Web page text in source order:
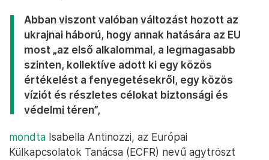
Abban viszont valóban változást hozott az
ukrajnai háború, hogy annak hatására az EU
most „az első alkalommal, a legmagasabb
szinten, kollektíve adott ki egy közös
értékelést a fenyegetésekről, egy közös
víziót és részletes célokat biztonsági és
védelmi téren”,
mondta Isabella Antinozzi, az Európai
Külkapcsolatok Tanácsa (ECFR) nevű agytröszt